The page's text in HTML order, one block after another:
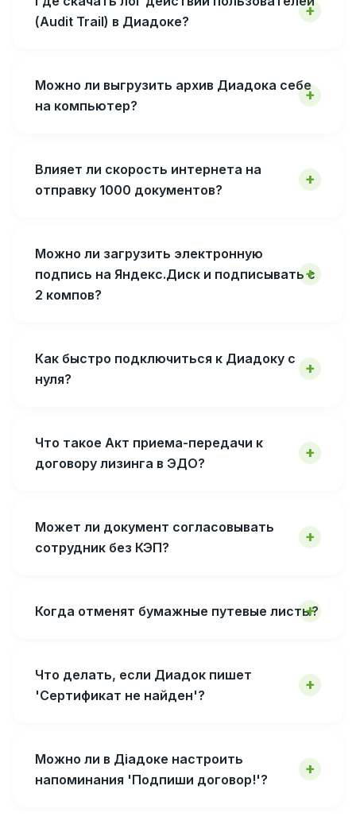
(Audit Trail) в Диадоке?
Можно ли выгрузить архив Диадока себе
на компьютер?
Влияет ли скорость интернета на
отправку 1000 документов?
Можно ли загрузить электронную
подпись на Яндекс.Диск и подписывать с
2 компов?
Как быстро подключиться к Диадоку с
нуля?
Что такое Акт приема-передачи к
договору лизинга в ЭДО?
Может ли документ согласовывать
сотрудник без КЭП?
Когда отменят бумажные путевые листы?
Что делать, если Диадок пишет
'Сертификат не найден'?
Можно ли в Діадоке настроить
напоминания 'Подпиши договор!'?